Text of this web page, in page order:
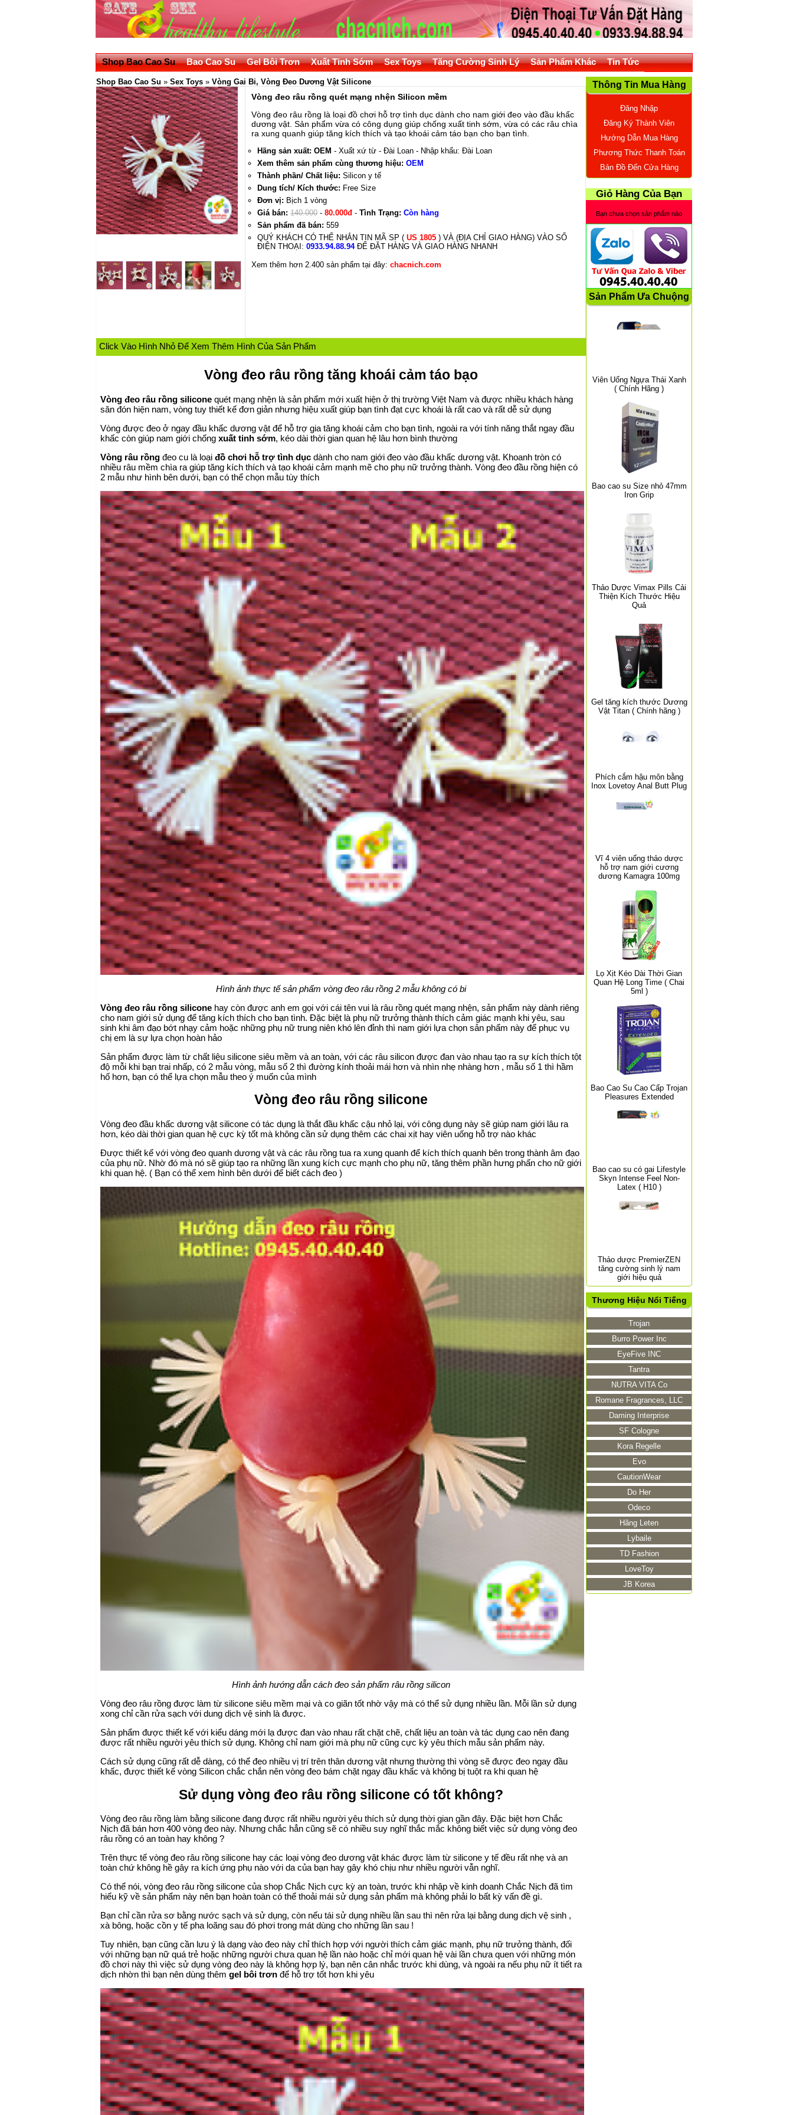
Shop Bao Cao Su Bao Cao Su Gel Bôi Trơn Xuất Tinh Sớm Sex Toys Tăng Cường Sinh Lý Sản Phẩm Khác Tin Tức
Shop Bao Cao Su » Sex Toys » Vòng Gai Bi, Vòng Đeo Dương Vật Silicone
Vòng đeo râu rồng quét mạng nhện Silicon mềm
Vòng đeo râu rồng là loại đồ chơi hỗ trợ tình dục dành cho nam giới đeo vào đầu khấc
dương vật. Sản phẩm vừa có công dụng giúp chống xuất tinh sớm, vừa có các râu chìa
ra xung quanh giúp tăng kích thích và tạo khoái cảm táo bạn cho bạn tình.
Hãng sản xuất: OEM - Xuất xứ từ - Đài Loan - Nhập khẩu: Đài Loan
Xem thêm sản phẩm cùng thương hiệu: OEM
Thành phần/ Chất liệu: Silicon y tế
Dung tích/ Kích thước: Free Size
Đơn vị: Bịch 1 vòng
Giá bán: 140.000 - 80.000đ - Tình Trạng: Còn hàng
Sản phẩm đã bán: 559
QUÝ KHÁCH CÓ THỂ NHẮN TIN MÃ SP ( US 1805 ) VÀ (ĐỊA CHỈ GIAO HÀNG) VÀO SỐ
ĐIỆN THOẠI: 0933.94.88.94ĐỂ ĐẶT HÀNG VÀ GIAO HÀNG NHANH
Xem thêm hơn 2.400 sản phẩm tại đây: chacnich.com
Click Vào Hình Nhỏ Để Xem Thêm Hình Của Sản Phẩm
Vòng đeo râu rồng tăng khoái cảm táo bạo
Vòng đeo râu rồng silicone quét mạng nhện là sản phẩm mới xuất hiện ở thị trường Việt Nam và được nhiều khách hàng
săn đón hiện nam, vòng tuy thiết kế đơn giản nhưng hiệu xuất giúp bạn tình đạt cực khoái là rất cao và rất dễ sử dụng
Vòng được đeo ở ngay đầu khấc dương vật để hỗ trợ gia tăng khoái cảm cho bạn tình, ngoài ra với tính năng thắt ngay đầu
khấc còn giúp nam giới chống xuất tinh sớm, kéo dài thời gian quan hệ lâu hơn bình thường
Vòng râu rồng đeo cu là loại đồ chơi hỗ trợ tình dục dành cho nam giới đeo vào đầu khấc dương vật. Khoanh tròn có
nhiều râu mềm chìa ra giúp tăng kích thích và tạo khoái cảm mạnh mẽ cho phụ nữ trưởng thành. Vòng đeo đầu rồng hiện có
2 mẫu như hình bên dưới, bạn có thể chọn mẫu tùy thích
Hình ảnh thực tế sản phẩm vòng đeo râu rồng 2 mẫu không có bi
Vòng đeo râu rồng silicone hay còn được anh em gọi với cái tên vui là râu rồng quét mạng nhện, sản phẩm này dành riêng
cho nam giới sử dụng để tăng kích thích cho bạn tình. Đặc biệt là phụ nữ trưởng thành thích cảm giác mạnh khi yêu, sau
sinh khi âm đạo bớt nhạy cảm hoặc những phụ nữ trung niên khó lên đỉnh thì nam giới lựa chọn sản phẩm này để phục vụ
chị em là sự lựa chọn hoàn hảo
Sản phẩm được làm từ chất liệu silicone siêu mềm và an toàn, với các râu silicon được đan vào nhau tạo ra sự kích thích tột
độ mỗi khi bạn trai nhấp, có 2 mẫu vòng, mẫu số 2 thì đường kính thoải mái hơn và nhìn nhẹ nhàng hơn , mẫu số 1 thì hầm
hố hơn, bạn có thể lựa chọn mẫu theo ý muốn của mình
Vòng đeo râu rồng silicone
Vòng đeo đầu khấc dương vật silicone có tác dụng là thắt đầu khấc cậu nhỏ lại, với công dụng này sẽ giúp nam giới lâu ra
hơn, kéo dài thời gian quan hệ cực kỳ tốt mà không cần sử dụng thêm các chai xịt hay viên uống hỗ trợ nào khác
Được thiết kế với vòng đeo quanh dương vật và các râu rồng tua ra xung quanh để kích thích quanh bên trong thành âm đạo
của phụ nữ. Nhờ đó mà nó sẽ giúp tạo ra những lần xung kích cực mạnh cho phụ nữ, tăng thêm phần hưng phấn cho nữ giới
khi quan hệ. ( Bạn có thể xem hình bên dưới để biết cách đeo )
Hình ảnh hướng dẫn cách đeo sản phẩm râu rồng silicon
Vòng đeo râu rồng được làm từ silicone siêu mềm mại và co giãn tốt nhờ vậy mà có thể sử dụng nhiều lần. Mỗi lần sử dụng
xong chỉ cần rửa sạch với dung dịch vệ sinh là được.
Sản phẩm được thiết kế với kiểu dáng mới lạ được đan vào nhau rất chặt chẽ, chất liệu an toàn và tác dụng cao nên đang
được rất nhiều người yêu thích sử dụng. Không chỉ nam giới mà phụ nữ cũng cực kỳ yêu thích mẫu sản phẩm này.
Cách sử dụng cũng rất dễ dàng, có thể đeo nhiều vị trí trên thân dương vật nhưng thường thì vòng sẽ được đeo ngay đầu
khấc, được thiết kế vòng Silicon chắc chắn nên vòng đeo bám chặt ngay đầu khấc và không bị tuột ra khi quan hệ
Sử dụng vòng đeo râu rồng silicone có tốt không?
Vòng đeo râu rồng làm bằng silicone đang được rất nhiều người yêu thích sử dụng thời gian gần đây. Đặc biệt hơn Chắc
Nịch đã bán hơn 400 vòng đeo này. Nhưng chắc hẳn cũng sẽ có nhiều suy nghĩ thắc mắc không biết việc sử dụng vòng đeo
râu rồng có an toàn hay không ?
Trên thực tế vòng đeo râu rồng silicone hay các loại vòng đeo dương vật khác được làm từ silicone y tế đều rất nhẹ và an
toàn chứ không hề gây ra kích ứng phụ nào với da của bạn hay gây khó chịu như nhiều người vẫn nghĩ.
Có thể nói, vòng đeo râu rồng silicone của shop Chắc Nịch cực kỳ an toàn, trước khi nhập về kinh doanh Chắc Nịch đã tìm
hiểu kỹ về sản phẩm này nên bạn hoàn toàn có thể thoải mái sử dụng sản phẩm mà không phải lo bất kỳ vấn đề gì.
Bạn chỉ cần rửa sơ bằng nước sạch và sử dụng, còn nếu tái sử dụng nhiều lần sau thì nên rửa lại bằng dung dịch vệ sinh ,
xà bông, hoặc cồn y tế pha loãng sau đó phơi trong mát dùng cho những lần sau !
Tuy nhiên, bạn cũng cần lưu ý là dạng vào đeo này chỉ thích hợp với người thích cảm giác mạnh, phụ nữ trưởng thành, đối
với những bạn nữ quá trẻ hoặc những người chưa quan hệ lần nào hoặc chỉ mới quan hệ vài lần chưa quen với những món
đồ chơi này thì việc sử dụng vòng đeo này là không hợp lý, bạn nên cân nhắc trước khi dùng, và ngoài ra nếu phụ nữ ít tiết ra
dịch nhờn thì bạn nên dùng thêm gel bôi trơn để hỗ trợ tốt hơn khi yêu
Thông Tin Mua Hàng
Đăng Nhập
Đăng Ký Thành Viên
Hướng Dẫn Mua Hàng
Phương Thức Thanh Toán
Bản Đồ Đến Cửa Hàng
Giỏ Hàng Của Bạn
Bạn chưa chọn sản phẩm nào
Sản Phẩm Ưa Chuộng
Viên Uống Ngựa Thái Xanh
( Chính Hãng )
Bao cao su Size nhỏ 47mm
Iron Grip
Thảo Dược Vimax Pills Cải
Thiện Kích Thước Hiệu
Quả
Gel tăng kích thước Dương
Vật Titan ( Chính hãng )
Phích cắm hậu môn bằng
Inox Lovetoy Anal Butt Plug
Vĩ 4 viên uống thảo dược
hỗ trợ nam giới cương
dương Kamagra 100mg
Lọ Xịt Kéo Dài Thời Gian
Quan Hệ Long Time ( Chai
5ml )
Bao Cao Su Cao Cấp Trojan
Pleasures Extended
Bao cao su có gai Lifestyle
Skyn Intense Feel Non-
Latex ( H10 )
Thảo dược PremierZEN
tăng cường sinh lý nam
giới hiệu quả
Thương Hiệu Nổi Tiếng
Trojan
Burro Power Inc
EyeFive INC
Tantra
NUTRA VITA Co
Romane Fragrances, LLC
Daming Interprise
SF Cologne
Kora Regelle
Evo
CautionWear
Do Her
Odeco
Hãng Leten
Lybaile
TD Fashion
LoveToy
JB Korea